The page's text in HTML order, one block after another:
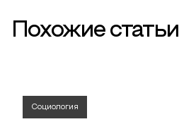
Похожие статьи
Социология